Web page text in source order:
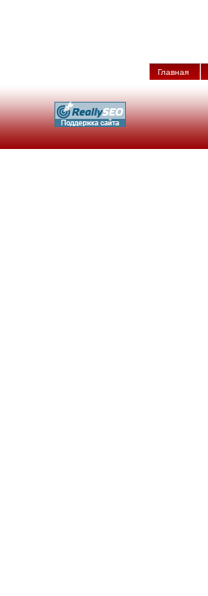
Главная